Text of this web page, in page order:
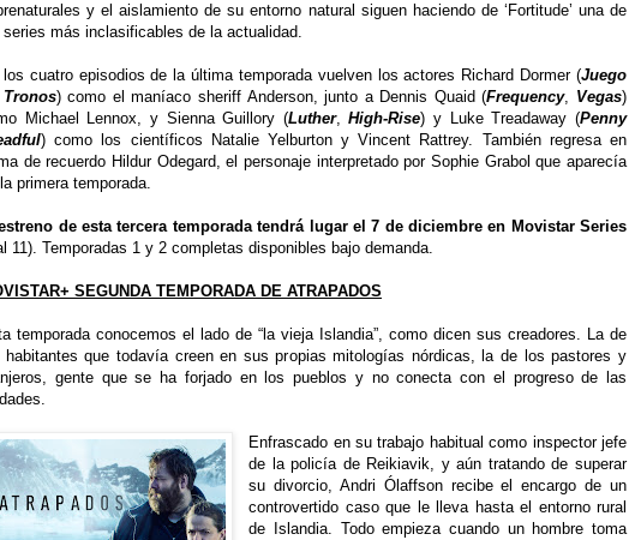
y el aislamiento de su entorno natural siguen haciendo de ‘Fortitude’ una de
series más inclasificables de la actualidad.
los cuatro episodios de la última temporada vuelven los actores Richard Dormer (Juego
) como el maníaco sheriff Anderson, junto a Dennis Quaid (Frequency, Vegas)
Michael Lennox, y Sienna Guillory (Luther,High-Rise) y Luke Treadaway (Penny
) como los científicos Natalie Yelburton y Vincent Rattrey. También regresa en
de recuerdo Hildur Odegard, el personaje interpretado por Sophie Grabol que aparecía
primera temporada.
de esta tercera temporada tendrá lugar el 7 de diciembre en Movistar Series
11). Temporadas 1 y 2 completas disponibles bajo demanda.
SEGUNDA TEMPORADA DE ATRAPADOS
temporada conocemos el lado de “la vieja Islandia”, como dicen sus creadores. La de
habitantes que todavía creen en sus propias mitologías nórdicas, la de los pastores y
gente que se ha forjado en los pueblos y no conecta con el progreso de las
Enfrascado en su trabajo habitual como inspector jefe
de la policía de Reikiavik, y aún tratando de superar
su divorcio, Andri Ólaffson recibe el encargo de un
controvertido caso que le lleva hasta el entorno rural
de Islandia. Todo empieza cuando un hombre toma